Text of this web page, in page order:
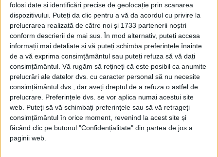
folosi date și identificări precise de geolocație prin scanarea
dispozitivului. Puteți da clic pentru a vă da acordul cu privire la
prelucrarea realizată de către noi și 1733 partenerii noștri
conform descrierii de mai sus. În mod alternativ, puteți accesa
informații mai detaliate și vă puteți schimba preferințele înainte
de a vă exprima consimțământul sau puteți refuza să vă dați
consimțământul. Vă rugăm să rețineți că este posibil ca anumite
prelucrări ale datelor dvs. cu caracter personal să nu necesite
consimțământul dvs., dar aveți dreptul de a refuza o astfel de
prelucrare. Preferințele dvs. se vor aplica numai acestui site
web. Puteți să vă schimbați preferințele sau să vă retrageți
consimțământul în orice moment, revenind la acest site și
făcând clic pe butonul "Confidențialitate" din partea de jos a
paginii web.
ARTICOLE ONLINE
SUA și Rusia redesenează sferele de influență în Europa?
Întâlnirea Biden-Putin e de tip Yalta/ Malta?
Singurul lucru pe care Putin îl vrea de la Biden este trasarea
unor noi sfere de...